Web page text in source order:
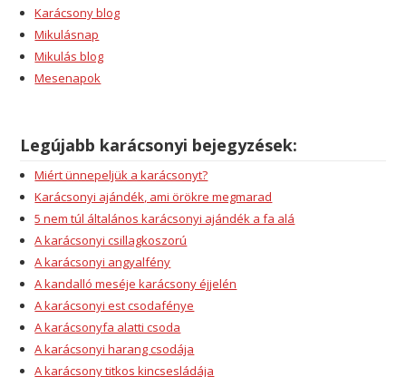
Karácsony blog
Mikulásnap
Mikulás blog
Mesenapok
Legújabb karácsonyi bejegyzések:
Miért ünnepeljük a karácsonyt?
Karácsonyi ajándék, ami örökre megmarad
5 nem túl általános karácsonyi ajándék a fa alá
A karácsonyi csillagkoszorú
A karácsonyi angyalfény
A kandalló meséje karácsony éjjelén
A karácsonyi est csodafénye
A karácsonyfa alatti csoda
A karácsonyi harang csodája
A karácsony titkos kincsesládája